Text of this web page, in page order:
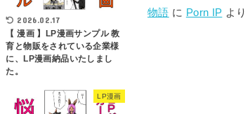
2026.02.17
【 漫画 】LP漫画サンプル 教
育と物販をされている企業様
に、LP漫画納品いたしまし
た。
LP漫画
物語 に Porn IP より